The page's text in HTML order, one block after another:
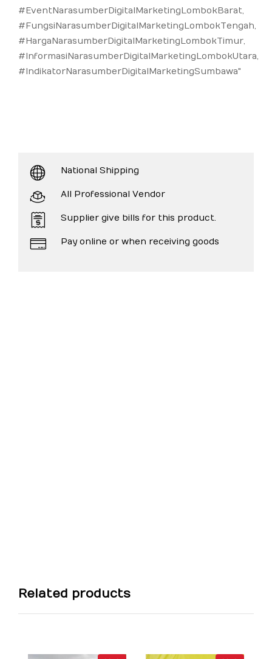
#EventNarasumberDigitalMarketingLombokBarat,
#FungsiNarasumberDigitalMarketingLombokTengah,
#HargaNarasumberDigitalMarketingLombokTimur,
#InformasiNarasumberDigitalMarketingLombokUtara,
#IndikatorNarasumberDigitalMarketingSumbawa"
National Shipping
All Professional Vendor
Supplier give bills for this product.
Pay online or when receiving goods
Related products